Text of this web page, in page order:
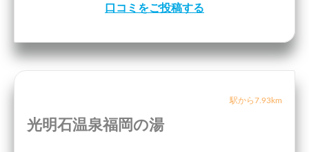
口コミをご投稿する
駅から7.93km
光明石温泉福岡の湯